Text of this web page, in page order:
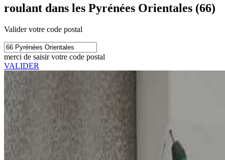
roulant dans les Pyrénées Orientales (66)
Valider votre code postal
merci de saisir votre code postal
VALIDER